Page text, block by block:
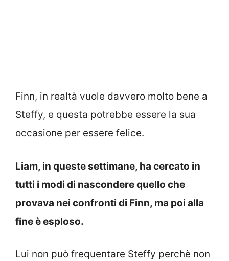
Finn, in realtà vuole davvero molto bene a
Steffy, e questa potrebbe essere la sua
occasione per essere felice.
Liam, in queste settimane, ha cercato in
tutti i modi di nascondere quello che
provava nei confronti di Finn, ma poi alla
fine è esploso.
Lui non può frequentare Steffy perchè non